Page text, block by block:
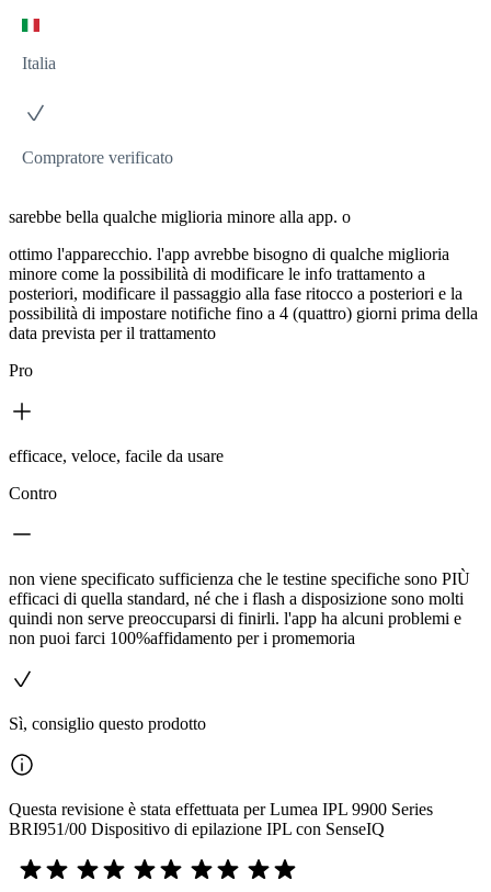
Italia
Compratore verificato
sarebbe bella qualche miglioria minore alla app. o
ottimo l'apparecchio. l'app avrebbe bisogno di qualche miglioria
minore come la possibilità di modificare le info trattamento a
posteriori, modificare il passaggio alla fase ritocco a posteriori e la
possibilità di impostare notifiche fino a 4 (quattro) giorni prima della
data prevista per il trattamento
Pro
efficace, veloce, facile da usare
Contro
non viene specificato sufficienza che le testine specifiche sono PIÙ
efficaci di quella standard, né che i flash a disposizione sono molti
quindi non serve preoccuparsi di finirli. l'app ha alcuni problemi e
non puoi farci 100%affidamento per i promemoria
Sì, consiglio questo prodotto
Questa revisione è stata effettuata per Lumea IPL 9900 Series
BRI951/00 Dispositivo di epilazione IPL con SenseIQ